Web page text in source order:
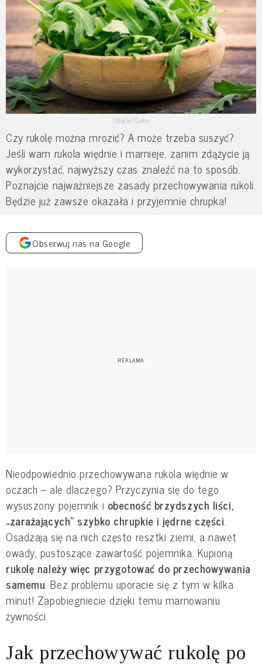
iStock/Getty
Czy rukolę można mrozić? A może trzeba suszyć?
Jeśli wam rukola więdnie i marnieje, zanim zdążycie ją
wykorzystać, najwyższy czas znaleźć na to sposób.
Poznajcie najważniejsze zasady przechowywania rukoli.
Będzie już zawsze okazała i przyjemnie chrupka!
Obserwuj nas na Google
Nieodpowiednio przechowywana rukola więdnie w
oczach – ale dlaczego? Przyczynia się do tego
wysuszony pojemnik i obecność brzydszych liści,
„zarażających” szybko chrupkie i jędrne części.
Osadzają się na nich często resztki ziemi, a nawet
owady, pustoszące zawartość pojemnika. Kupioną
rukolę należy więc przygotować do przechowywania
samemu. Bez problemu uporacie się z tym w kilka
minut! Zapobiegniecie dzięki temu marnowaniu
żywności.
Jak przechowywać rukolę po